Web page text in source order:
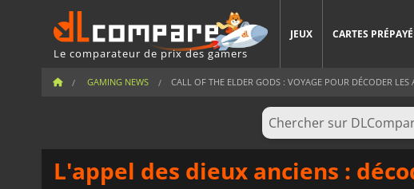
Le comparateur de prix des gamers
JEUX CARTES
GAMING NEWS CALL OF THE ELDER GODS : VOYAGE POUR DÉCODER LES
L'appel des dieux anciens :